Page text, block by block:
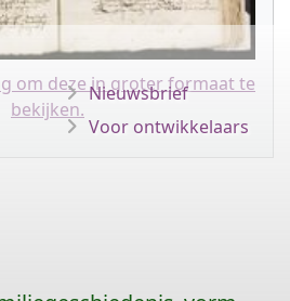
om deze in groter formaat te
bekijken.
Nieuwsbrief
Voor ontwikkelaars